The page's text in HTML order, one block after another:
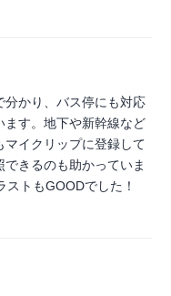
かり、バス停にも対応
ます。地下や新幹線など
イクリップに登録して
きるのも助かっていま
トもGOODでした！